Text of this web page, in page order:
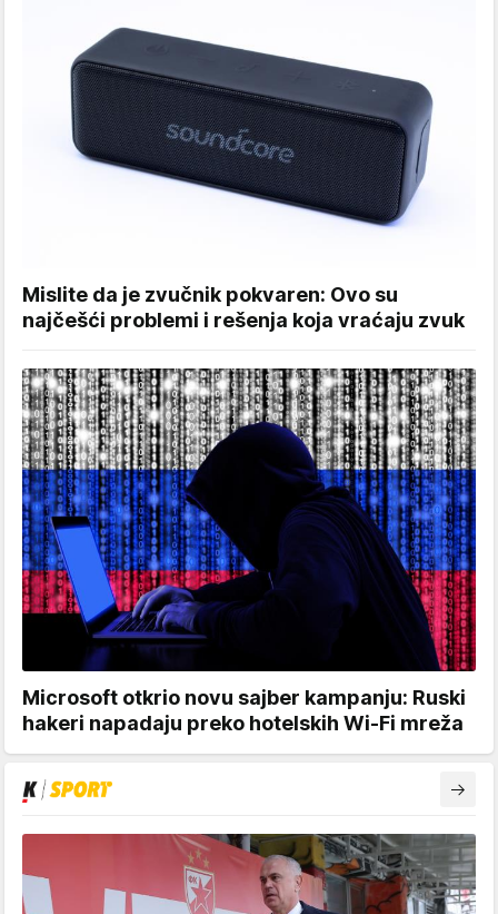
Mislite da je zvučnik pokvaren: Ovo su
najčešći problemi i rešenja koja vraćaju zvuk
Microsoft otkrio novu sajber kampanju: Ruski
hakeri napadaju preko hotelskih Wi-Fi mreža